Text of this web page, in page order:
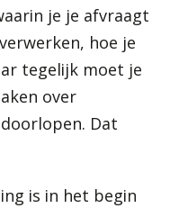
je je afvraagt
hoe je
tegelijk moet je
over
Dat
is in het begin